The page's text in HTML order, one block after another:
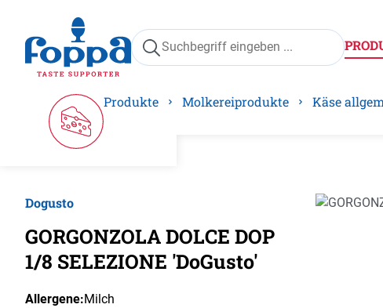
Zur Hauptnavigation springen
Produkte Molkereiprodukte Käse
Dogusto
GORGONZOLA DOLCE DOP
1/8 SELEZIONE 'DoGusto'
Allergene:Milch